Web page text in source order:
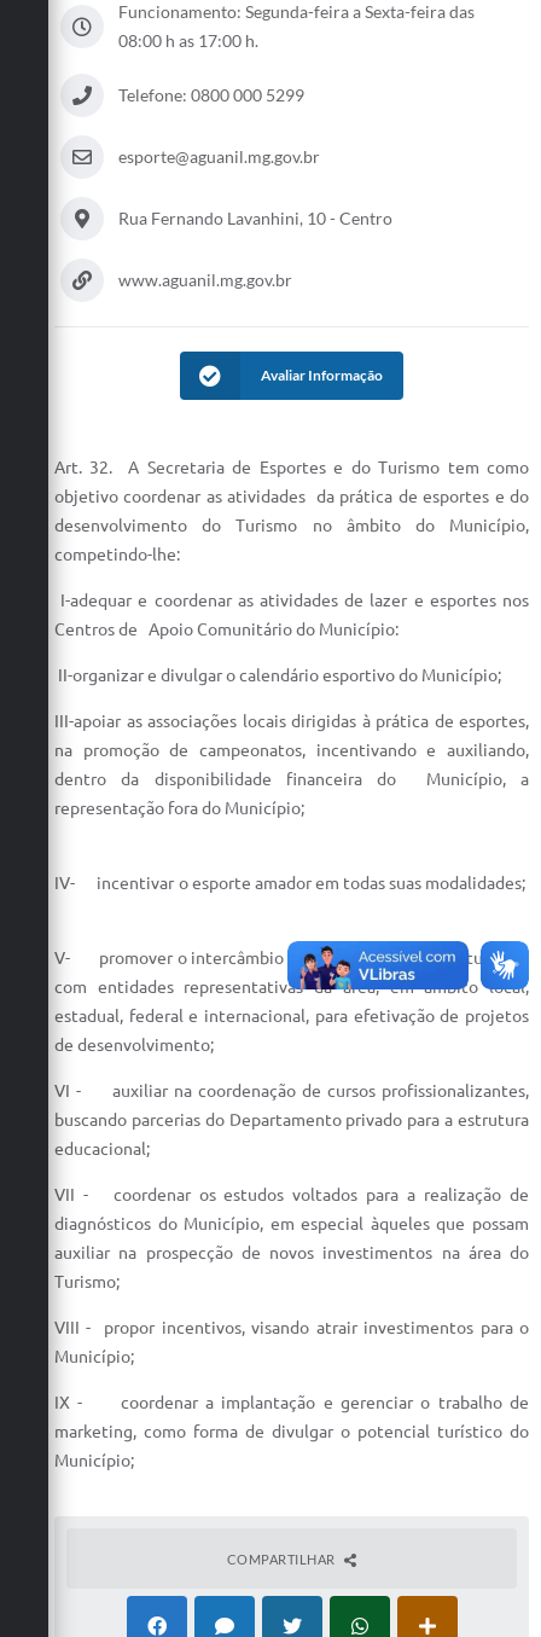
Funcionamento: Segunda-feira a Sexta-feira das
08:00 h as 17:00 h.
Telefone: 0800 000 5299
esporte@aguanil.mg.gov.br
Rua Fernando Lavanhini, 10 - Centro
www.aguanil.mg.gov.br
Avaliar Informação
Art. 32. A Secretaria de Esportes e do Turismo tem como
objetivo coordenar as atividades da prática de esportes e do
desenvolvimento do Turismo no âmbito do Município,
competindo-lhe:
I-adequar e coordenar as atividades de lazer e esportes nos
Centros de Apoio Comunitário do Município:
II-organizar e divulgar o calendário esportivo do Município;
III-apoiar as associações locais dirigidas à prática de esportes,
na promoção de campeonatos, incentivando e auxiliando,
dentro da disponibilidade financeira do Município, a
representação fora do Município;
IV- incentivar o esporte amador em todas suas modalidades;
V- promover o intercâmbio e convênios na área do turismo,
com entidades representativas da área, em âmbito local,
estadual, federal e internacional, para efetivação de projetos
de desenvolvimento;
VI - auxiliar na coordenação de cursos profissionalizantes,
buscando parcerias do Departamento privado para a estrutura
educacional;
VII - coordenar os estudos voltados para a realização de
diagnósticos do Município, em especial àqueles que possam
auxiliar na prospecção de novos investimentos na área do
Turismo;
VIII - propor incentivos, visando atrair investimentos para o
Município;
IX - coordenar a implantação e gerenciar o trabalho de
marketing, como forma de divulgar o potencial turístico do
Município;
COMPARTILHAR